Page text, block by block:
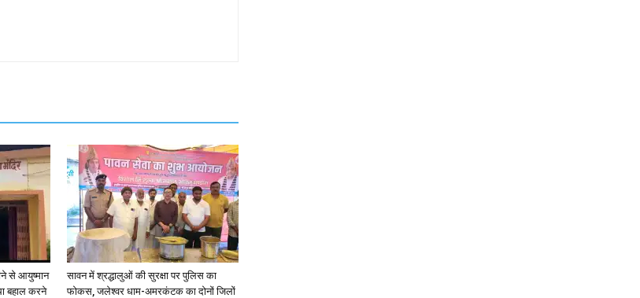
से आयुष्मान
बहाल करने
सावन में श्रद्धालुओं की सुरक्षा पर पुलिस का
फोकस, जलेश्वर धाम-अमरकंटक का दोनों जिलों